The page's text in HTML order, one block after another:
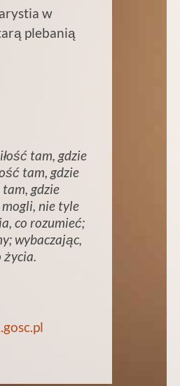
w
plebanią
tam, gdzie
tam, gdzie
gdzie
nie tyle
co rozumieć;
wybaczając,
życia.